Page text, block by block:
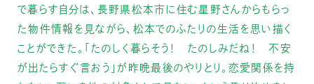
で暮らす自分は、長野県松本市に住む星野さんからもらっ
た物件情報を見ながら、松本でのふたりの生活を思い描く
ことができた。「たのしく暮らそう！ たのしみだね！ 不安
が出たらすぐ言おう」が昨晩最後のやりとり。恋愛関係を持